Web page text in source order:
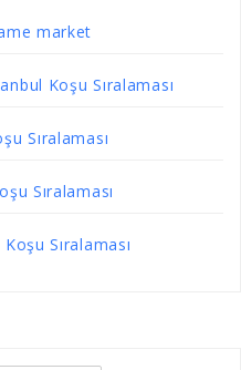
market
Koşu Sıralaması
Sıralaması
Sıralaması
Sıralaması